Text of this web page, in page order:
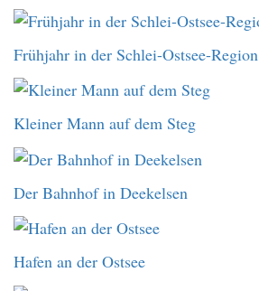
Frühjahr in der Schlei-Ostsee-Region
Kleiner Mann auf dem Steg
Der Bahnhof in Deekelsen
Hafen an der Ostsee